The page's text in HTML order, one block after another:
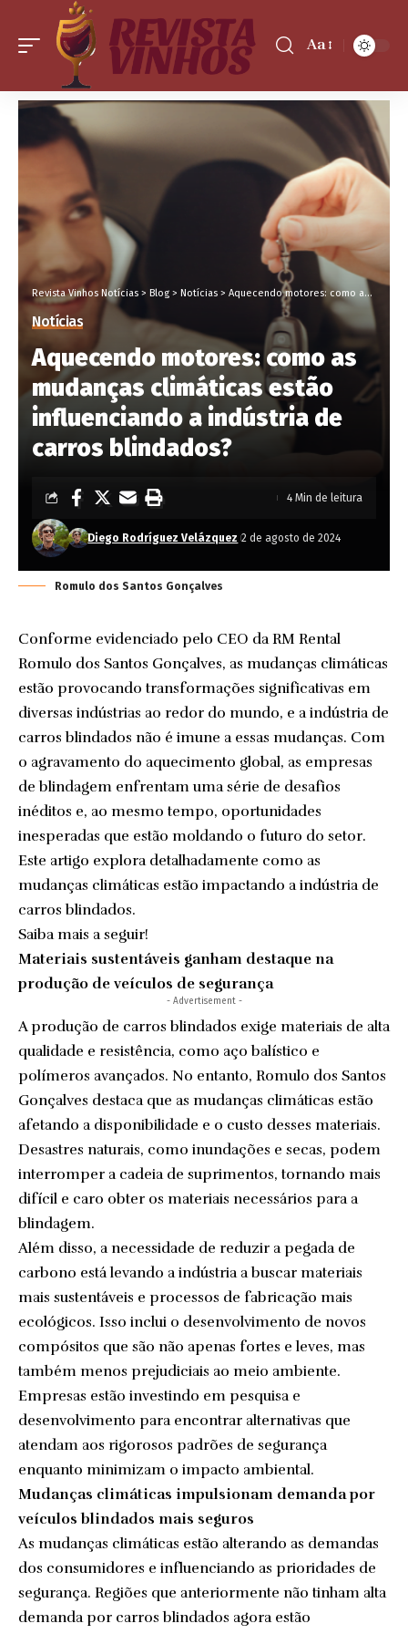
Aa
Revista Vinhos Notícias > Blog > Notícias > Aquecendo motores: como as mudanças climáticas estão influenciando a indústria de carros blindados?
Notícias
Aquecendo motores: como as
mudanças climáticas estão
influenciando a indústria de
carros blindados?
Diego Rodríguez Velázquez 2 de agosto de 2024
4 Min de leitura
Romulo dos Santos Gonçalves
Conforme evidenciado pelo CEO da RM Rental
Romulo dos Santos Gonçalves, as mudanças climáticas
estão provocando transformações significativas em
diversas indústrias ao redor do mundo, e a indústria de
carros blindados não é imune a essas mudanças. Com
o agravamento do aquecimento global, as empresas
de blindagem enfrentam uma série de desafios
inéditos e, ao mesmo tempo, oportunidades
inesperadas que estão moldando o futuro do setor.
Este artigo explora detalhadamente como as
mudanças climáticas estão impactando a indústria de
carros blindados.
Saiba mais a seguir!
Materiais sustentáveis ganham destaque na
produção de veículos de segurança
- Advertisement -
A produção de carros blindados exige materiais de alta
qualidade e resistência, como aço balístico e
polímeros avançados. No entanto, Romulo dos Santos
Gonçalves destaca que as mudanças climáticas estão
afetando a disponibilidade e o custo desses materiais.
Desastres naturais, como inundações e secas, podem
interromper a cadeia de suprimentos, tornando mais
difícil e caro obter os materiais necessários para a
blindagem.
Além disso, a necessidade de reduzir a pegada de
carbono está levando a indústria a buscar materiais
mais sustentáveis e processos de fabricação mais
ecológicos. Isso inclui o desenvolvimento de novos
compósitos que são não apenas fortes e leves, mas
também menos prejudiciais ao meio ambiente.
Empresas estão investindo em pesquisa e
desenvolvimento para encontrar alternativas que
atendam aos rigorosos padrões de segurança
enquanto minimizam o impacto ambiental.
Mudanças climáticas impulsionam demanda por
veículos blindados mais seguros
As mudanças climáticas estão alterando as demandas
dos consumidores e influenciando as prioridades de
segurança. Regiões que anteriormente não tinham alta
demanda por carros blindados agora estão